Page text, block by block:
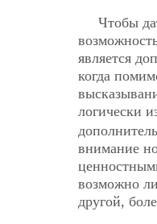
Чтобы
является
когда
логически
внимание
возможно
другой,